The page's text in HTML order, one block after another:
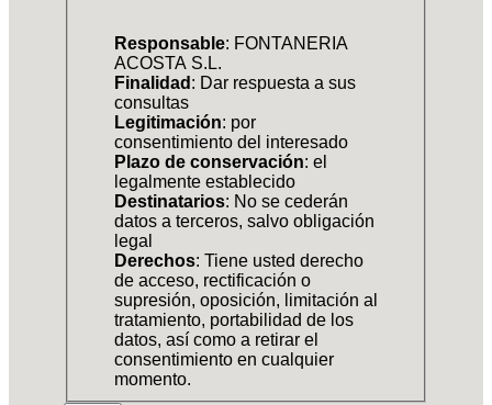
Responsable: FONTANERIA
ACOSTA S.L.
Finalidad : Dar respuesta a sus
consultas
Legitimación: por
consentimiento del interesado
Plazo de conservación: el
legalmente establecido
Destinatarios: No se cederán
datos a terceros, salvo obligación
legal
Derechos: Tiene usted derecho
de acceso, rectificación o
supresión, oposición, limitación al
tratamiento, portabilidad de los
datos, así como a retirar el
consentimiento en cualquier
momento.